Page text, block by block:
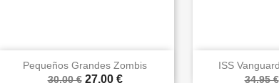
Pequeños Grandes Zombis
30,00 € 27,00 €
Vista rápida
ISS
34,95 €
